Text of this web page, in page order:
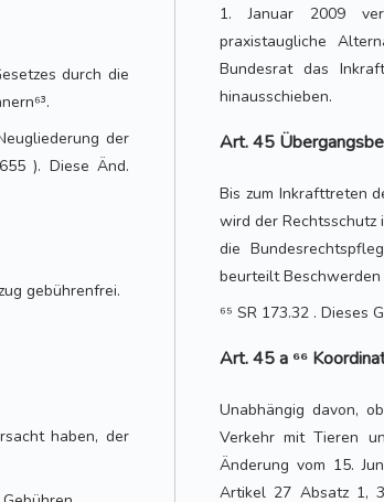
durch die
der
). Diese Änd.
gebührenfrei.
haben, der
1. Januar 2009
praxistaugliche
Bundesrat das
hinausschieben.
Art. 45
Bis zum Inkrafttreten
wird der Rechtsschutz
die
beurteilt Beschwerden
⁶⁵ SR 173.32 . Dieses
Art. 45 a ⁶⁶
Unabhängig davon,
Verkehr mit Tieren
Änderung vom 15.
Artikel 27 Absatz 1,